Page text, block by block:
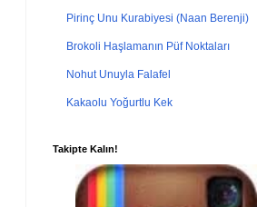
Pirinç Unu Kurabiyesi (Naan Berenji)
Brokoli Haşlamanın Püf Noktaları
Nohut Unuyla Falafel
Kakaolu Yoğurtlu Kek
Takipte Kalın!